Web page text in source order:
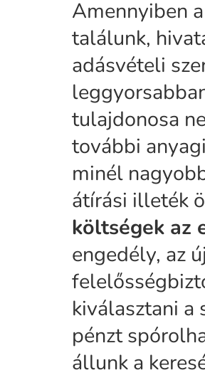
Amennyiben
találunk,
adásvételi
tulajdonosa
további
minél
átírási illeték
költségek az
engedély, az
kiválasztani a
pénzt
állunk a